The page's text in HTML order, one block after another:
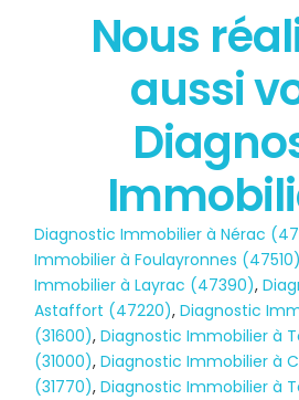
État des
POLLUTION
Nous
aussi
Diagnostic Immobilier à Nérac
Immobilier à Foulayronnes
Immobilier à Layrac (47390),
Astaffort (47220),Diagnostic
(31600),Diagnostic Immobilier à
(31000),Diagnostic Immobilier à
(31770),Diagnostic Immobilier à